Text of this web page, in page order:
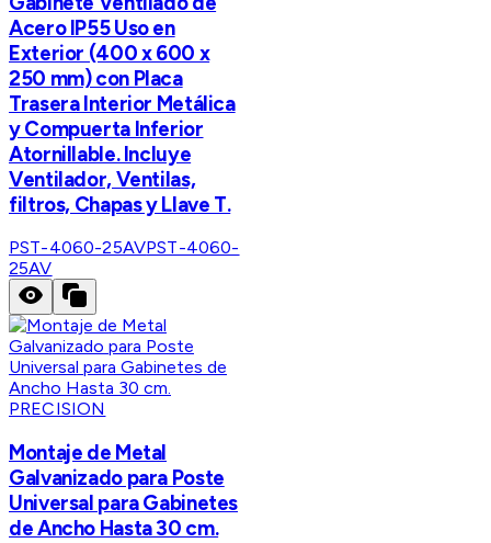
Acero IP55 Uso en
Exterior (400 x 600 x
250 mm) con Placa
Trasera Interior Metálica
y Compuerta Inferior
Atornillable. Incluye
Ventilador, Ventilas,
filtros, Chapas y Llave T.
PST-4060-25AVPST-4060-
25AV
PRECISION
Montaje de Metal
Galvanizado para Poste
Universal para Gabinetes
de Ancho Hasta 30 cm.